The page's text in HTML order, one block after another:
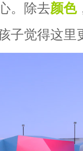
。除去颜色
子觉得这里